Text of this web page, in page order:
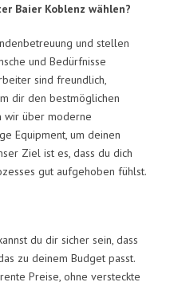
Baier Koblenz wählen?
und stellen
und Bedürfnisse
sind freundlich,
dir den bestmöglichen
wir über moderne
Equipment, um deinen
Ziel ist es, dass du dich
gut aufgehoben fühlst.
du dir sicher sein, dass
zu deinem Budget passt.
Preise, ohne versteckte